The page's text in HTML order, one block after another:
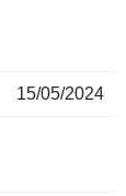
15/05/2024